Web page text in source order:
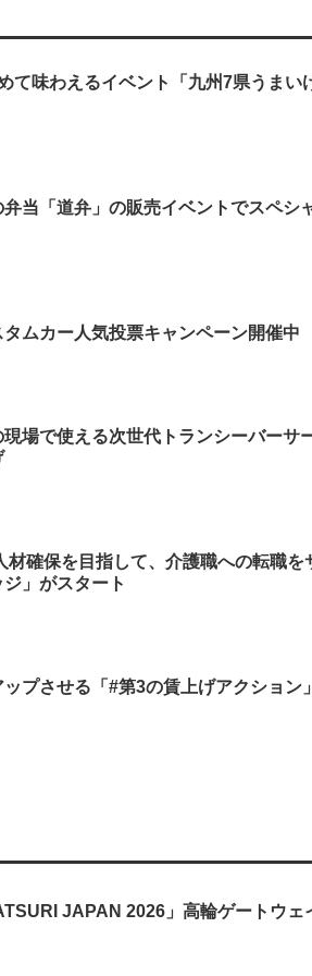
て味わえるイベント「九州7県うまい
当「道弁」の販売イベントでスペシ
ムカー人気投票キャンペーン開催中
場で使える次世代トランシーバーサ
材確保を目指して、介護職への転職を
」がスタート
プさせる「#第3の賃上げアクション
JAPAN 2026」高輪ゲートウェ